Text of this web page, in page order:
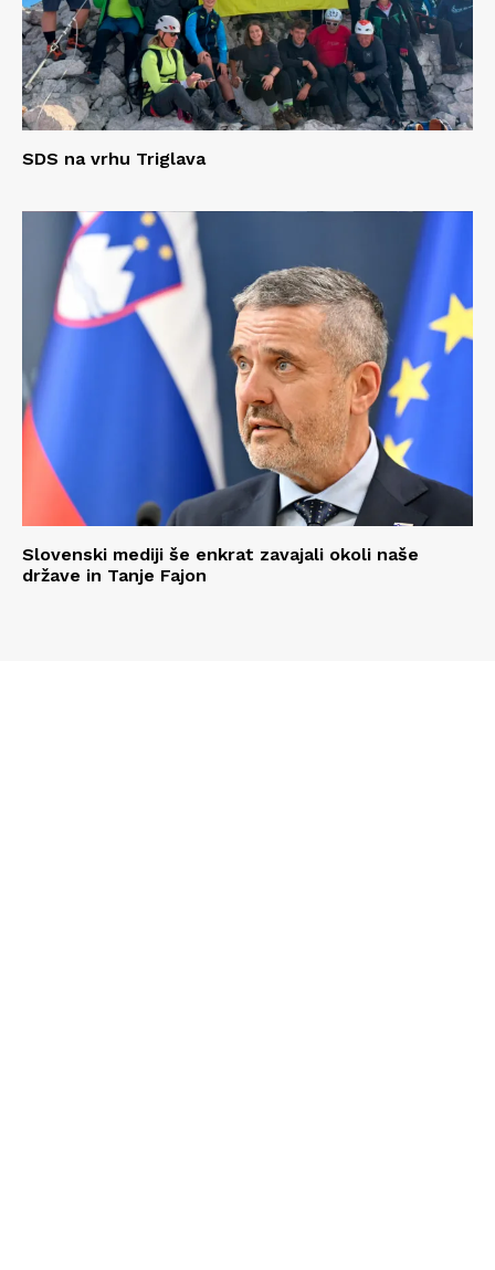
SDS na vrhu Triglava
Slovenski mediji še enkrat zavajali okoli naše
države in Tanje Fajon